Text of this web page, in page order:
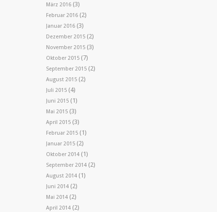
März 2016 (3)
Februar 2016 (2)
Januar 2016 (3)
Dezember 2015 (2)
November 2015 (3)
Oktober 2015 (7)
September 2015 (2)
August 2015 (2)
Juli 2015 (4)
Juni 2015 (1)
Mai 2015 (3)
April 2015 (3)
Februar 2015 (1)
Januar 2015 (2)
Oktober 2014 (1)
September 2014 (2)
August 2014 (1)
Juni 2014 (2)
Mai 2014 (2)
April 2014 (2)